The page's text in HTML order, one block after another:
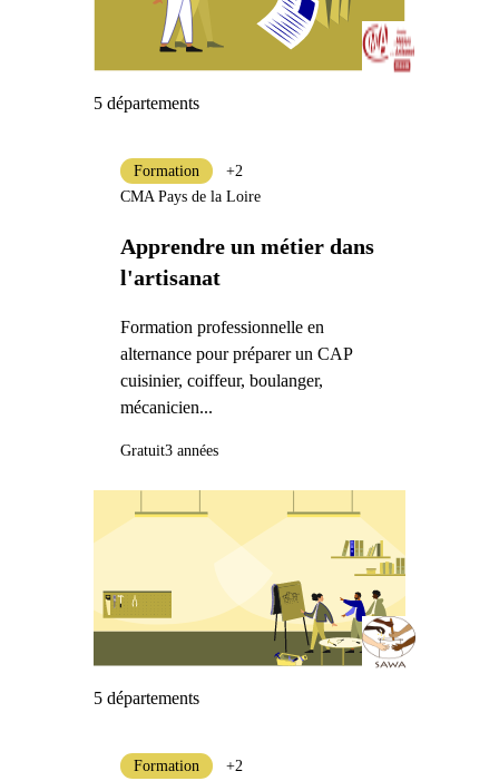
5 départements
Apprendre un métier dans
l'artisanat
Formation professionnelle en
alternance pour préparer un CAP
cuisinier, coiffeur, boulanger,
mécanicien...
Formation
+2
CMA Pays de la Loire
Gratuit3 années
5 départements
Formation
+2